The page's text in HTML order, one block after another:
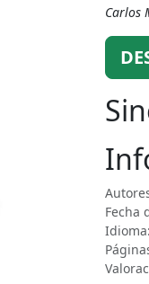
Carlos
Fecha